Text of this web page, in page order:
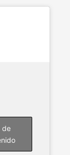
de